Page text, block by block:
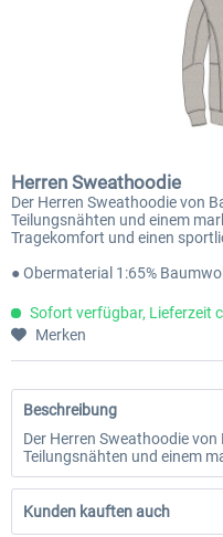
Herren Sweathoodie
Der Herren Sweathoodie von
Teilungsnähten und einem
Tragekomfort und einen
● Obermaterial 1:65%
Sofort verfügbar, Lieferzeit
Merken
Beschreibung
Der Herren Sweathoodie
Teilungsnähten und einem
Kunden kauften auch